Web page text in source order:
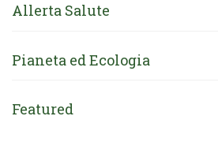
Allerta Salute
Pianeta ed Ecologia
Featured